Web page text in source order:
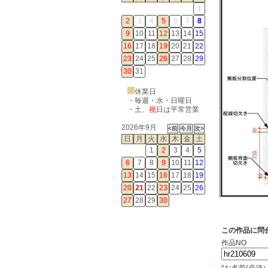
1
2
3 4 5 6 7
8
9
10 11 12 13 14 15
16 17 18 19 20 21 22
23 24 25 26 27 28 29
30 31
休業日
・毎週・水・日曜日
・ 土、 祝日は平常営業
2026年9月
日
月 火 水 木 金
土
1
2 3 4
5
6
7 8 9 10 11 12
13 14 15 16 17 18 19
20 21 22 23 24 25 26
27 28 29 30
この作品に問
作品NO